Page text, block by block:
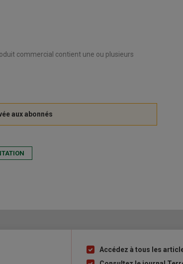
commercial contient une ou plusieurs
ListeAccédez à tous les